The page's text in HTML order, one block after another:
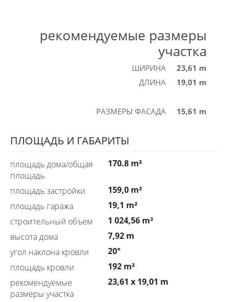
рекомендуемые размеры
участка
ШИРИНА
23,61 m
ДЛИНА
19,01 m
РАЗМЕРЫ ФАСАДА 15,61 m
ПЛОЩАДЬ И ГАБАРИТЫ
площадь дома/общая
площадь
170.8 m²
площадь застройки
159,0 m²
площадь гаража
19,1 m²
строительный объем
1 024,56 m³
высота дома
7,92 m
угол наклона кровли
20°
площадь кровли
192 m²
рекомендуемые
размеры участка
23,61 x 19,01 m